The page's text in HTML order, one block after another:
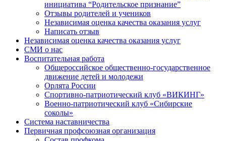
инициатива “Родительское признание”
Отзывы родителей и учеников
Независимая оценка качества оказания услуг
Написать отзыв
Независимая оценка качества оказания услуг
СМИ о нас
Воспитательная работа
Общероссийское общественно-государственное
движение детей и молодежи
Орлята России
Спортивно-патриотический клуб «ВИКИНГ»
Военно-патриотический клуб «Сибирские
соколы»
Система наставничества
Первичная профсоюзная организация